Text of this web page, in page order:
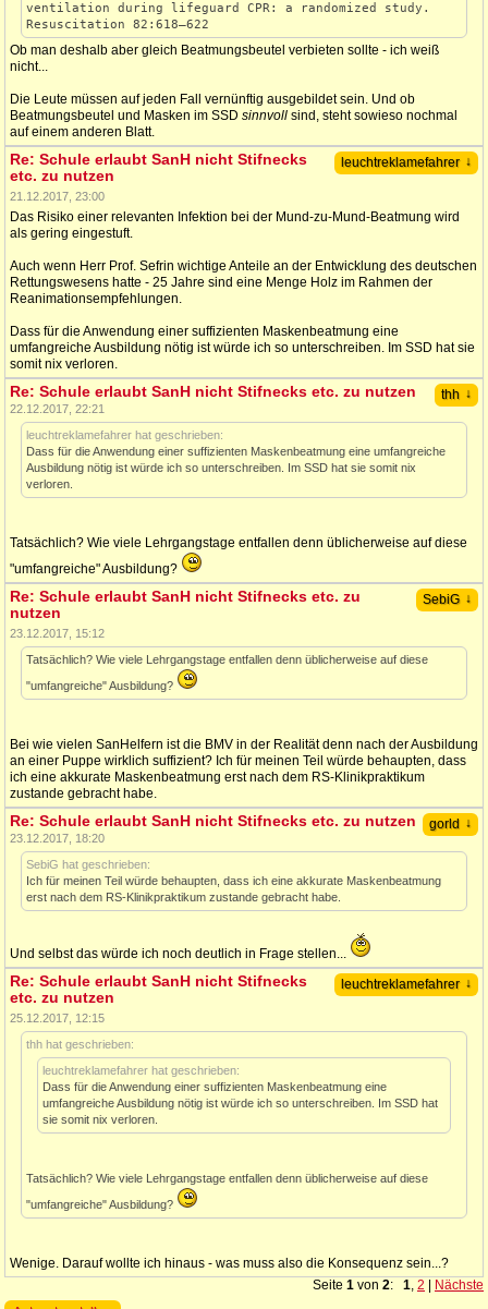
ventilation during lifeguard CPR: a randomized study.
Resuscitation 82:618–622
Ob man deshalb aber gleich Beatmungsbeutel verbieten sollte - ich weiß
nicht...
Die Leute müssen auf jeden Fall vernünftig ausgebildet sein. Und ob
Beatmungsbeutel und Masken im SSD sinnvoll sind, steht sowieso nochmal
auf einem anderen Blatt.
leuchtreklamefahrer ↓
Re: Schule erlaubt SanH nicht Stifnecks
etc. zu nutzen
21.12.2017, 23:00
Das Risiko einer relevanten Infektion bei der Mund-zu-Mund-Beatmung wird
als gering eingestuft.
Auch wenn Herr Prof. Sefrin wichtige Anteile an der Entwicklung des deutschen
Rettungswesens hatte - 25 Jahre sind eine Menge Holz im Rahmen der
Reanimationsempfehlungen.
Dass für die Anwendung einer suffizienten Maskenbeatmung eine
umfangreiche Ausbildung nötig ist würde ich so unterschreiben. Im SSD hat sie
somit nix verloren.
thh ↓
Re: Schule erlaubt SanH nicht Stifnecks etc. zu nutzen
22.12.2017, 22:21
leuchtreklamefahrer hat geschrieben:
Dass für die Anwendung einer suffizienten Maskenbeatmung eine umfangreiche
Ausbildung nötig ist würde ich so unterschreiben. Im SSD hat sie somit nix
verloren.
Tatsächlich? Wie viele Lehrgangstage entfallen denn üblicherweise auf diese
"umfangreiche" Ausbildung?
SebiG ↓
Re: Schule erlaubt SanH nicht Stifnecks etc. zu
nutzen
23.12.2017, 15:12
Tatsächlich? Wie viele Lehrgangstage entfallen denn üblicherweise auf diese
"umfangreiche" Ausbildung?
Bei wie vielen SanHelfern ist die BMV in der Realität denn nach der Ausbildung
an einer Puppe wirklich suffizient? Ich für meinen Teil würde behaupten, dass
ich eine akkurate Maskenbeatmung erst nach dem RS-Klinikpraktikum
zustande gebracht habe.
gorld ↓
Re: Schule erlaubt SanH nicht Stifnecks etc. zu nutzen
23.12.2017, 18:20
SebiG hat geschrieben:
Ich für meinen Teil würde behaupten, dass ich eine akkurate Maskenbeatmung
erst nach dem RS-Klinikpraktikum zustande gebracht habe.
Und selbst das würde ich noch deutlich in Frage stellen...
leuchtreklamefahrer ↓
Re: Schule erlaubt SanH nicht Stifnecks
etc. zu nutzen
25.12.2017, 12:15
thh hat geschrieben:
leuchtreklamefahrer hat geschrieben:
Dass für die Anwendung einer suffizienten Maskenbeatmung eine
umfangreiche Ausbildung nötig ist würde ich so unterschreiben. Im SSD hat
sie somit nix verloren.
Tatsächlich? Wie viele Lehrgangstage entfallen denn üblicherweise auf diese
"umfangreiche" Ausbildung?
Wenige. Darauf wollte ich hinaus - was muss also die Konsequenz sein...?
Seite 1 von 2: 1, 2
Nächste